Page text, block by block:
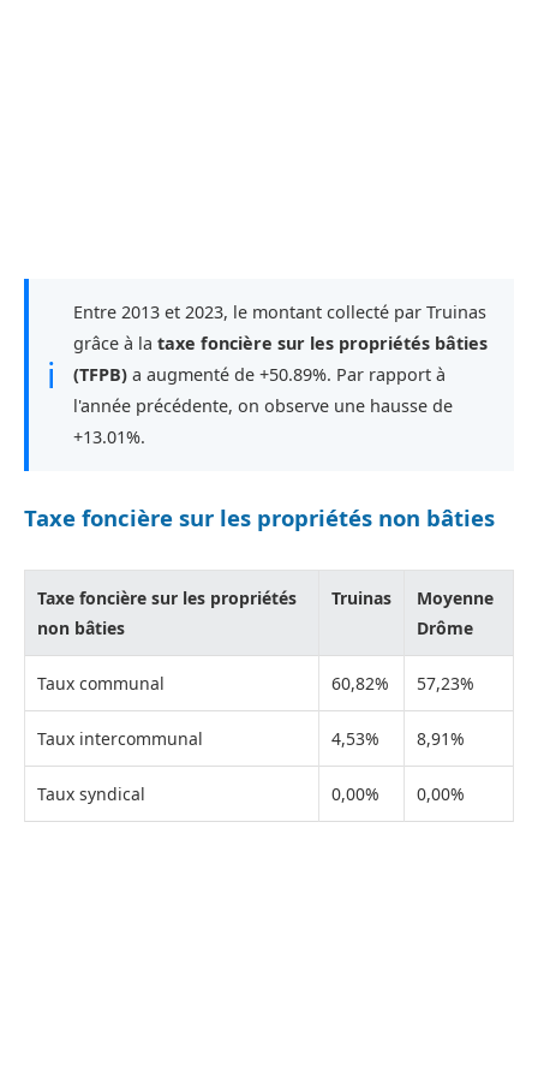
ℹ
Entre 2013 et 2023, le montant collecté par Truinas
grâce à la taxe foncière sur les propriétés bâties
(TFPB) a augmenté de +50.89%. Par rapport à
l'année précédente, on observe une hausse de
+13.01%.
Taxe foncière sur les propriétés non bâties
Taxe foncière sur les propriétés
non bâties
Truinas
Moyenne
Drôme
Taux communal 60,82% 57,23%
Taux intercommunal 4,53% 8,91%
Taux syndical 0,00% 0,00%